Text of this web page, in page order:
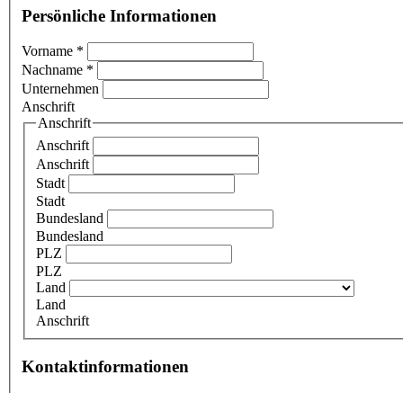
Persönliche Informationen
Vorname *
Nachname *
Unternehmen
Anschrift
Anschrift
Anschrift
Anschrift
Stadt
Stadt
Bundesland
Bundesland
PLZ
PLZ
Land
Land
Anschrift
Kontaktinformationen